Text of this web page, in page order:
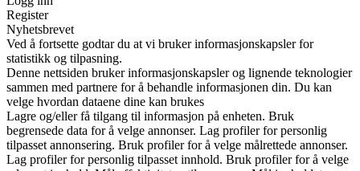
Register
Nyhetsbrevet
Ved å fortsette godtar du at vi bruker informasjonskapsler for
statistikk og tilpasning.
Denne nettsiden bruker informasjonskapsler og lignende teknologier
sammen med partnere for å behandle informasjonen din. Du kan
velge hvordan dataene dine kan brukes
Lagre og/eller få tilgang til informasjon på enheten. Bruk
begrensede data for å velge annonser. Lag profiler for personlig
tilpasset annonsering. Bruk profiler for å velge målrettede annonser.
Lag profiler for personlig tilpasset innhold. Bruk profiler for å velge